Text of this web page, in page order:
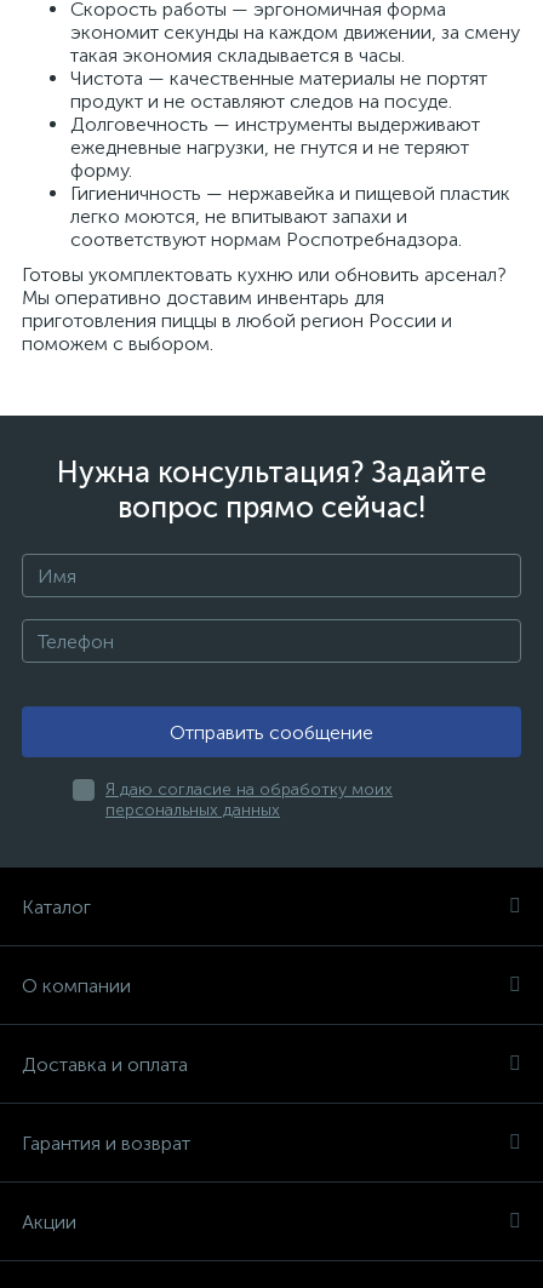
Скорость работы — эргономичная форма
экономит секунды на каждом движении, за смену
такая экономия складывается в часы.
Чистота — качественные материалы не портят
продукт и не оставляют следов на посуде.
Долговечность — инструменты выдерживают
ежедневные нагрузки, не гнутся и не теряют
форму.
Гигиеничность — нержавейка и пищевой пластик
легко моются, не впитывают запахи и
соответствуют нормам Роспотребнадзора.
Готовы укомплектовать кухню или обновить арсенал?
Мы оперативно доставим инвентарь для
приготовления пиццы в любой регион России и
поможем с выбором.
Нужна консультация? Задайте
вопрос прямо сейчас!
Отправить сообщение
Я даю согласие на обработку моих
персональных данных
Каталог
О компании
Доставка и оплата
Гарантия и возврат
Акции